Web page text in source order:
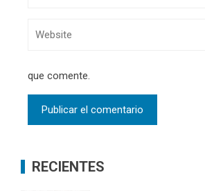
que comente.
RECIENTES